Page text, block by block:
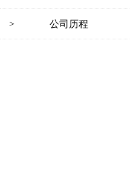
> 公司历程